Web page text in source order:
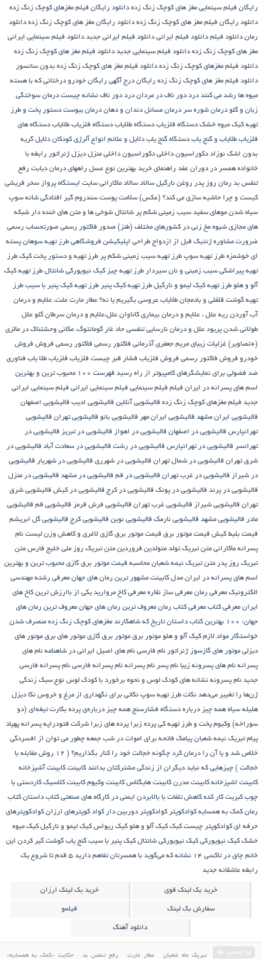
رایگان فیلم سینمایی مغز های کوچک زنگ زده دانلود رایگان فیلم مغزهای کوچک زنگ زده
دانلود رایگان فیلم مغز های کوچک زنگ زده دانلود رایگان مغز های کوچک زنگ زده دانلود
رمان دانلود فیلم دانلود فیلم ایرانی دانلود فیلم ایرانی جدید دانلود فیلم سینمایی ایرانی
مغز های کوچک زنگ زده دانلود فیلم سینمایی جدید دانلود فیلم مغز های کوچک زنگ زده
دانلود فیلم مغزهای کوچک زنگ زده دانلود فیلم مغز های کوچک زنگ زده بدون سانسور
دانلود فیلم مغز های کوچک زنگ زده رایگان درج آگهی رایگان خودرو درختانی که با هسته
میوه ها رشد می کنند درد دور ناف در مردان درد دور ناف نشانه چیست درمان سوختگی
زبان و گلو درمان شوره سر درمان مسائل دندان و دهان درمان یبوست دستور پخت و طرز
تهیه کیک میوه خشک دستگاه فلزیاب دستگاه‌ طلایاب دستگاه‌ فلزیاب طلایاب دستگاه‌ های
فلزیاب طلایاب و گنج‌ یاب دستگاه‌ گنج‌ یاب دلایل و علائم انواع آلرژی کودکان دلایل گریه
بدون اشک نوزاد دکوراسیون داخلی دکوراسیون داخلی منزل دیزل ژنراتور رابطه با
خانواده همسر در دوران عقد راهنمای خرید بهترین نوع عسل راههای درمان دیابت رفع
تنفس بد رمان روز پدر روغن نارگیل سالاد سالاد ماکارانی سایت ایستگاه پرواز سحر قریشی
کیست و چرا حاشیه سازی می کند؟ (عکس) سلامت پوست سندروم گیر افتادگی شانه سوپ
سیاه شدن موهای سفید سیب زمینی شکم پر شانتال شوخی ها و متن های خنده دار شبکه
های مجازی شیوه مخ زنی در کشورهای مختلف (طنز) صدور فاکتور رسمی صورتحساب رسمی
ضرورت مشاوره ژنتیک قبل از ازدواج طراحی اپلیکیشن فروشگاهی طرز تهیه سوهان پسته
ای خوشمزه طرز تهیه سوپ طرز تهیه سیب زمینی شکم پر طرز تهیه و دستور پخت کیک طرز
تهیه پیراشكی سيب زمينی و نان سیردار طرز تهیه چیز کیک نیویورکی شانتال طرز تهیه کیک
آلو و هلو طرز تهیه کیک لیمو و نارگیل طرز تهیه کیک پنیر طرز تهیه کیک پنیر با سیب طرز
تهیه گوشت قلقلی و بادمجان طلایاب عروسی بگیریم یا نه؟ عطار مارت علت، علایم و درمان
آب آوردن ریه علل ، علایم و درمان بیماری کاناوان علل،علایم و درمان سرطان گلو علل
طولانی شدن پریود علل و درمان نارسایی تنفسی حاد غار گومانتوگ، مکانی وحشتناک در مالزی
(+تصاویر) غزلیات زیبای مریم جعفری آذرمانی فاکتور رسمی فاکتور رسمی فروش فروش
خودرو فروش فاکتور رسمی فروش فلزیاب فشار قبر چیست فلزیاب فلزیاب طلا یاب فناوری
ضد فضولی برای نمایشگرهای کامپیوتر از راه رسید
فهرست ۱۰۰ محبوب ترین و بهترین
اسم های پسرانه در ایران فیلم فیلم سینمایی فیلم سینمایی ایرانی فیلم سینمایی ایرانی
جدید فیلم مغزهای کوچک زنگ زده قالیشویی آنلاین قالیشویی ادیب قالیشویی اصفهان
قالیشویی ایران مشهد قالیشویی ایران مهر قالیشویی بانو قالیشویی تهران قالیشویی
تهرانپارس قالیشویی در اصفهان قالیشویی در اهواز قالیشویی در تبریز قالیشویی در
تهرانسر قالیشویی در تهرانپارس قالیشویی در رشت قالیشویی در سعادت آباد قالیشویی در
شرق تهران قالیشویی در شمال تهران قالیشویی در شهرری قالیشویی در شهریار قالیشویی
در شیراز قالیشویی در غرب تهران قالیشویی در قم قالیشویی در مشهد قالیشویی در منزل
قالیشویی در پرند قالیشویی در پونک قالیشویی در کرج قالیشویی در کیش قالیشویی شرق
تهران قالیشویی شیراز قالیشویی غرب تهران قالیشویی فرش قرمز قالیشویی قم قالیشویی
مادر قالیشویی مشهد قالیشویی نارمک قالیشویی نوین قالیشویی کرج قالیشویی گل ابریشم
قیمت بلیط کیش قیمت موتور برق قیمت موتور برق گازی لاغری و کاهش وزن لیست نام
پسرانه ماکارانی متن تبریک تولد متولدین فروردین متن تبریک روز ملی خلیج فارس متن
تبریک روز پدر متن تبریک نیمه شعبان محاسبه قیمت موتور برق گازی محبوب ترین و بهترین
اسم های پسرانه در ایران مدل کابینت مشهور ترین رمان های جهان معرفی رشته مهندسی
الکترونیک معرفی رمان معرفی ساز نقاره معرفی کاخ مروارید یکی از باارزش ترین کاخ های
ایران معرفی کتاب معرفی کتاب رمان معروف ترین رمان های جهان معروف ترین رمان های
جهان: ۱۰۰ بهترین کتاب داستان تاریخ که شاهکارند
مغزهای کوچک زنگ زده منصرف شدن
خواستگار مواد لازم کیک آلو و هلو موتور برق موتور برق گازی موتور های برق موتور های
دیزلی موتور های گازسوز ژنراتور نام فارسی نام های اصیل ایرانی در شاهنامه نام های
پسرانه نام های پسرونه زیبا نام پسر نام پسرانه نام پسرانه فارسی نام پسرانه فارسی
جدید نام پسرونه نشانه های کودک لوس و نحوه برخورد با کودک لوس نوع سبک زندگی
ژن‌ها را تغییر می‌دهد نکات طرز تهیه سوپ نکاتی برای نگهداری از مرغ و خروس نکا دیزل
هلیله سیاه همه چیز درباره دستگاه فشارسنج همه چیز درباره‌ی پرده بکارت تیغه‌ای (دو
سوراخه) وکیوم پخت و طرز تهیه کی پرده زبرا پرده های زبرا شرکت فتودراپه پسرانه پهپاد
پیام تبریک نیمه شعبان پیامک فاتحه برای اموات در شب جمعه چطور می توان از افسردگی
خلاص شد و یا آن را درمان کرد
چگونه خجالت خود را کنار بگذاریم؟ ( 12 روش مقابله با
خجالت ) چیزهایی که نباید دیگران از زندگی مشترکتان بدانند کابینت کابینت آشپزخانه
کابینت اشپزخانه کابینت مدرن کابینت هایگلاس کابینت وکیوم کابینت کلاسیک کاردستی با
چوب کبریت کار کده کاهش تلفات با بالابردن ایمنی در کارگاه های صنعتی کتاب داستان کتاب
رمان کمک به همسایه کوادکوپتر کوادکوپتر دوربین دار کواد کوپترهای ارزان کوادکوپترهای
حرفه ای کوادکوپتر چیست کیک کیک آلو و هلو کیک ریواس کیک لیمو و نارگیل کیک میوه
خشک کیک نیویورکی کیک نیویورکی شانتال کیک پنیر با سیب گنج‌ یاب گوشت گیر کردن این
خانم چاق در تاکسی ۱۴ نشانه که می‌گوید با همسرتان تفاهم دارید
۵ قدم تا شروع یک
رابطه عاشقانه جدید
خرید بک لینک قوی خرید بک لینک ارزان
سفارش بک لینک فیلمو
دانلود آهنگ
برچسب ها تبریک ماه شعبان عطار مارت رفع تنفس بد حکایت «کمک به همسایه»